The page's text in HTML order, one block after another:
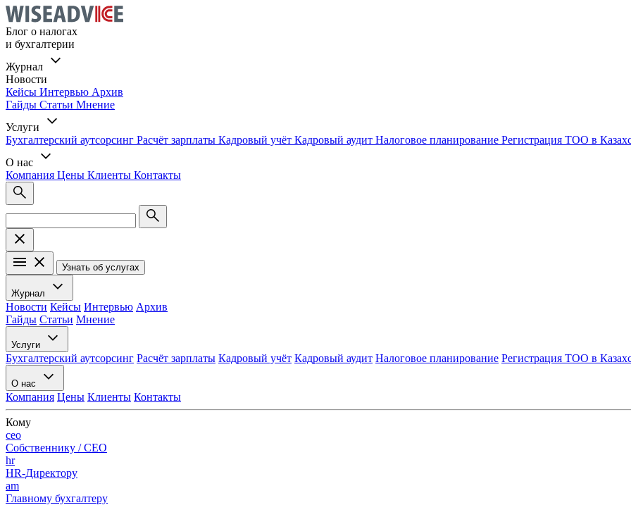
Блог о налогах
и бухгалтерии
Журнал
Новости
Кейсы Интервью Архив
Гайды Статьи Мнение
Услуги
Бухгалтерский аутсорсинг Расчёт зарплаты Кадровый учёт Кадровый аудит Налоговое планирование Регистрация ТОО в
О нас
Компания Цены Клиенты Контакты
Узнать об услугах
Журнал
Новости Кейсы Интервью Архив
Гайды Статьи Мнение
Услуги
Бухгалтерский аутсорсинг Расчёт зарплаты Кадровый учёт Кадровый аудит Налоговое планирование Регистрация ТОО в
О нас
Компания Цены Клиенты Контакты
Кому
ceo
Собственнику / CEO
hr
HR-Директору
am
Главному бухгалтеру